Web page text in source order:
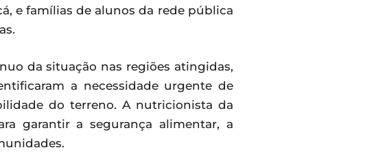
e famílias de alunos da rede pública
da situação nas regiões atingidas,
a necessidade urgente de
do terreno. A nutricionista da
garantir a segurança alimentar, a